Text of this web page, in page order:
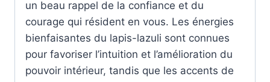
un beau rappel de la confiance et du
courage qui résident en vous. Les énergies
bienfaisantes du lapis-lazuli sont connues
pour favoriser l’intuition et l’amélioration du
pouvoir intérieur, tandis que les accents de